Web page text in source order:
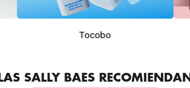
Tocobo
LAS SALLY BAES RECOMIENDAN